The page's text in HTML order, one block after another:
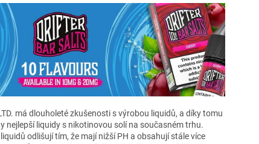
má dlouholeté zkušenosti s výrobou liquidů, a díky tomu
nejlepší liquidy s nikotinovou solí na současném trhu.
odlišují tím, že mají nižší PH a obsahují stále více